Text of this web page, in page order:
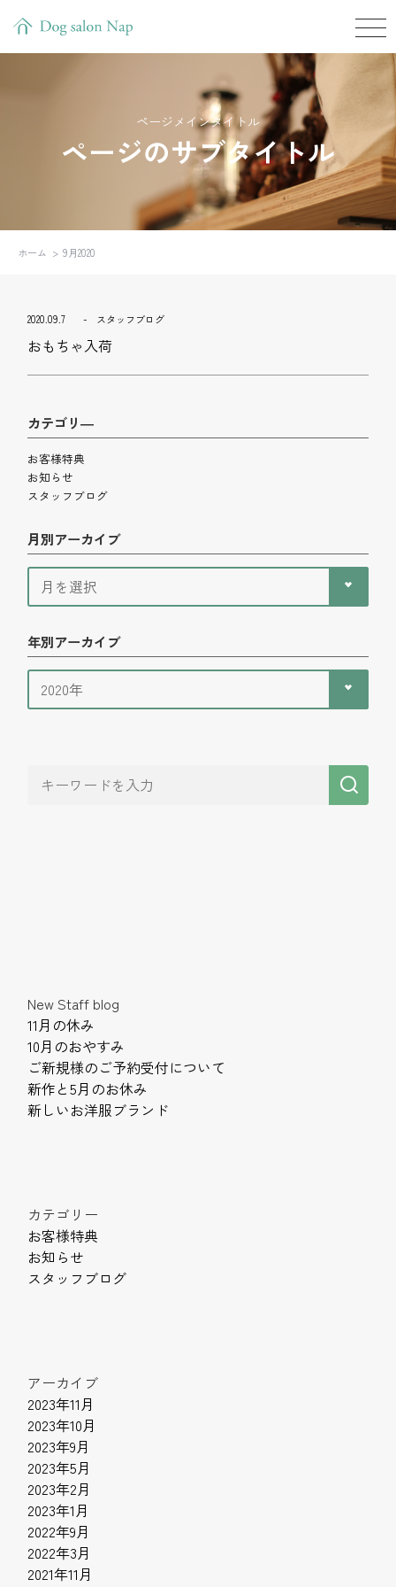
ページメインタイトル
ページのサブタイトル
ホーム 9月2020
2020.09.7 スタッフブログ
おもちゃ入荷
カテゴリ―
お客様特典
お知らせ
スタッフブログ
月別アーカイブ
年別アーカイブ
New Staff blog
11月の休み
10月のおやすみ
ご新規様のご予約受付について
新作と5月のお休み
新しいお洋服ブランド
カテゴリー
お客様特典
お知らせ
スタッフブログ
アーカイブ
2023年11月
2023年10月
2023年9月
2023年5月
2023年2月
2023年1月
2022年9月
2022年3月
2021年11月